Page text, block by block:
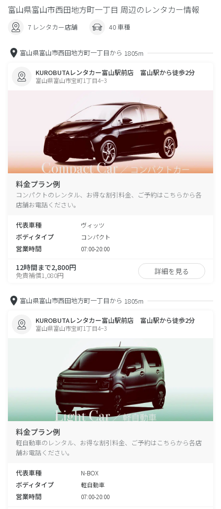
富山県富山市西田地方町一丁目 周辺のレンタカー情報
7 レンタカー店舗 40 車種
富山県富山市西田地方町一丁目から 1805m
KUROBUTAレンタカー富山駅前店 富山駅から徒歩2分
富山県富山市宝町1丁目4−3
料金プラン例
コンパクトのレンタル、お得な割引料金、ご予約はこちらから各
店舗お電話ください。
代表車種 ヴィッツ
ボディタイプ コンパクト
営業時間 07:00-20:00
12時間まで2,800円
免責補償1,080円 詳細を見る
富山県富山市西田地方町一丁目から 1805m
KUROBUTAレンタカー富山駅前店 富山駅から徒歩2分
富山県富山市宝町1丁目4−3
料金プラン例
軽自動車のレンタル、お得な割引料金、ご予約はこちらから各店
舗お電話ください。
代表車種 N-BOX
ボディタイプ 軽自動車
営業時間 07:00-20:00